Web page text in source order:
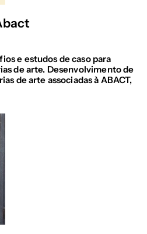
e estudos de caso para
de arte. Desenvolvimento de
de arte associadas à ABACT,